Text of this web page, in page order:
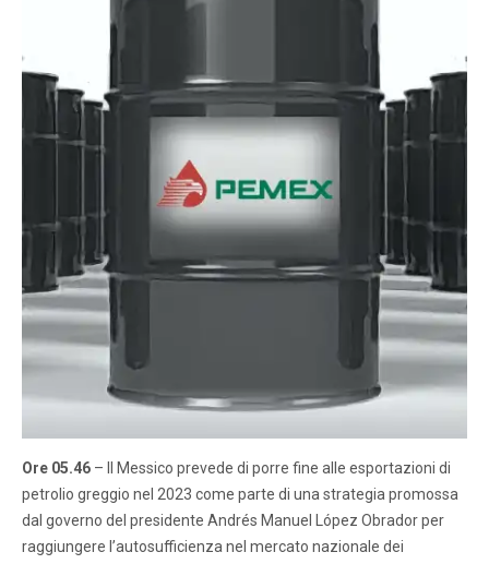
Ore 05.46 – Il Messico prevede di porre fine alle esportazioni di
petrolio greggio nel 2023 come parte di una strategia promossa
dal governo del presidente Andrés Manuel López Obrador per
raggiungere l’autosufficienza nel mercato nazionale dei